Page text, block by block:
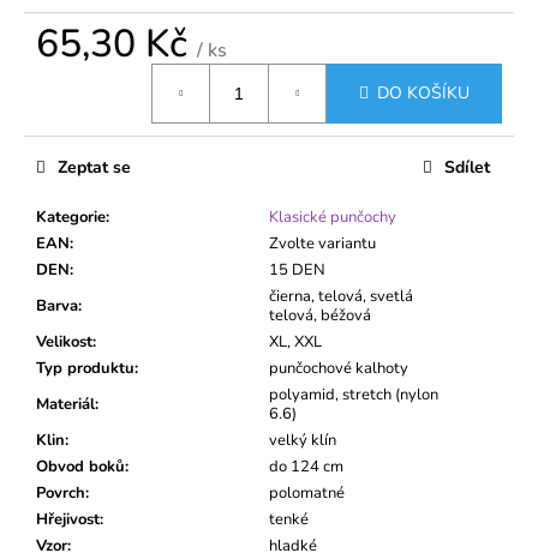
65,30 Kč / ks
DO KOŠÍKU
Kategorie:
Klasické punčochy
EAN:
Zvolte variantu
DEN:
15 DEN
Barva:
čierna, telová, svetlá
telová, béžová
Velikost:
XL, XXL
Typ produktu:
punčochové kalhoty
Materiál:
polyamid, stretch (nylon
6.6)
Klin:
velký klín
Obvod boků:
do 124 cm
Povrch:
polomatné
Hřejivost:
tenké
Vzor:
hladké
Zeptat se Sdílet
CM
VETERNICA
Kč